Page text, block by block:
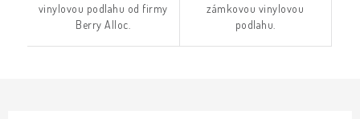
vinylovou podlahu od firmy
Berry Alloc.
zámkovou vinylovou
podlahu.